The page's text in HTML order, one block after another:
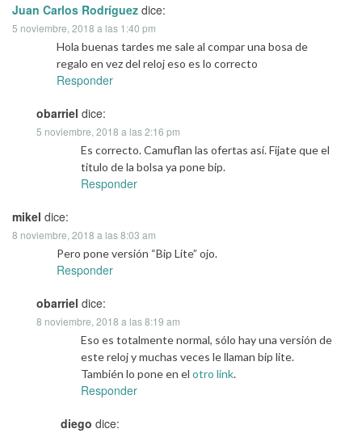
Juan Carlos Rodríguez dice:
5 noviembre, 2018 a las 1:40 pm
Hola buenas tardes me sale al compar una bosa de
regalo en vez del reloj eso es lo correcto
Responder
obarriel dice:
5 noviembre, 2018 a las 2:16 pm
Es correcto. Camuflan las ofertas así. Fijate que el
titulo de la bolsa ya pone bip.
Responder
mikel dice:
8 noviembre, 2018 a las 8:03 am
Pero pone versión “Bip Lite” ojo.
Responder
obarriel dice:
8 noviembre, 2018 a las 8:19 am
Eso es totalmente normal, sólo hay una versión de
este reloj y muchas veces le llaman bip lite.
También lo pone en el otro link.
Responder
diego dice: